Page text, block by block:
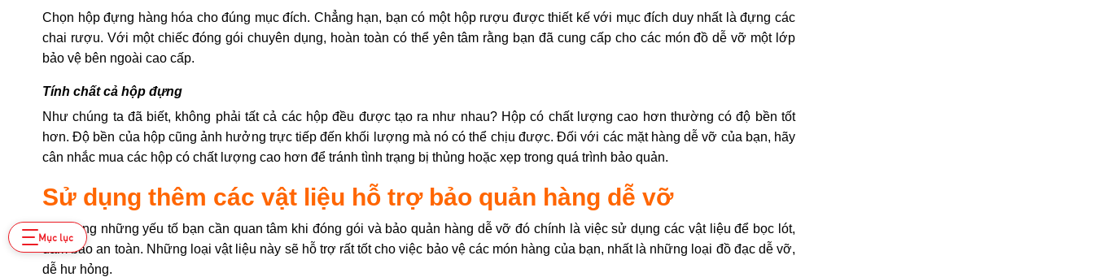
Chọn hộp đựng hàng hóa cho đúng mục đích. Chẳng hạn, bạn có một hộp rượu được thiết kế với mục đích duy nhất là đựng các
chai rượu. Với một chiếc đóng gói chuyên dụng, hoàn toàn có thể yên tâm rằng bạn đã cung cấp cho các món đồ dễ vỡ một lớp
bảo vệ bên ngoài cao cấp.
Tính chất cả hộp đựng
Như chúng ta đã biết, không phải tất cả các hộp đều được tạo ra như nhau? Hộp có chất lượng cao hơn thường có độ bền tốt
hơn. Độ bền của hộp cũng ảnh hưởng trực tiếp đến khối lượng mà nó có thể chịu được. Đối với các mặt hàng dễ vỡ của bạn, hãy
cân nhắc mua các hộp có chất lượng cao hơn để tránh tình trạng bị thủng hoặc xẹp trong quá trình bảo quản.
Sử dụng thêm các vật liệu hỗ trợ bảo quản hàng dễ vỡ
Một trong những yếu tố bạn cần quan tâm khi đóng gói và bảo quản hàng dễ vỡ đó chính là việc sử dụng các vật liệu để bọc lót,
đảm bảo an toàn. Những loại vật liệu này sẽ hỗ trợ rất tốt cho việc bảo vệ các món hàng của bạn, nhất là những loại đồ đạc dễ vỡ,
dễ hư hỏng.
Mục lục